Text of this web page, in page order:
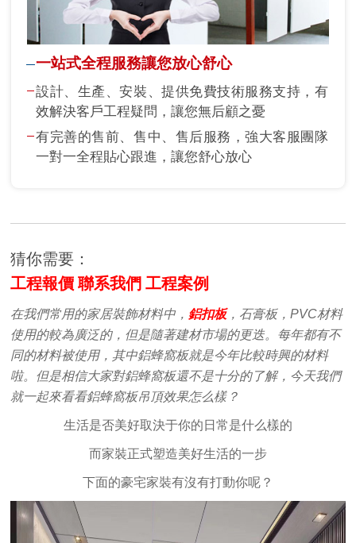
一站式全程服務讓您放心舒心
設計、生產、安裝、提供免費技術服務支持，有
效解決客戶工程疑問，讓您無后顧之憂
有完善的售前、售中、售后服務，強大客服團隊
一對一全程貼心跟進，讓您舒心放心
猜你需要：
工程報價 聯系我們 工程案例
在我們常用的家居裝飾材料中， 鋁扣板，石膏板，PVC材料
使用的較為廣泛的，但是隨著建材市場的更迭。每年都有不
同的材料被使用，其中鋁蜂窩板就是今年比較時興的材料
啦。但是相信大家對鋁蜂窩板還不是十分的了解，今天我們
就一起來看看鋁蜂窩板吊頂效果怎么樣？
生活是否美好取決于你的日常是什么樣的
而家裝正式塑造美好生活的一步
下面的豪宅家裝有沒有打動你呢？